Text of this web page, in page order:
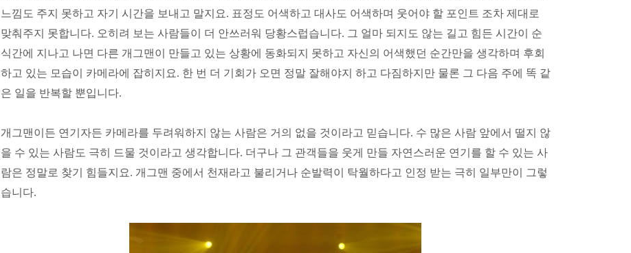
느낌도 주지 못하고 자기 시간을 보내고 말지요. 표정도 어색하고 대사도 어색하며 웃어야 할 포인트 조차 제대로
맞춰주지 못합니다. 오히려 보는 사람들이 더 안쓰러워 당황스럽습니다. 그 얼마 되지도 않는 길고 힘든 시간이 순
식간에 지나고 나면 다른 개그맨이 만들고 있는 상황에 동화되지 못하고 자신의 어색했던 순간만을 생각하며 후회
하고 있는 모습이 카메라에 잡히지요. 한 번 더 기회가 오면 정말 잘해야지 하고 다짐하지만 물론 그 다음 주에 똑 같
은 일을 반복할 뿐입니다.
개그맨이든 연기자든 카메라를 두려워하지 않는 사람은 거의 없을 것이라고 믿습니다. 수 많은 사람 앞에서 떨지 않
을 수 있는 사람도 극히 드물 것이라고 생각합니다. 더구나 그 관객들을 웃게 만들 자연스러운 연기를 할 수 있는 사
람은 정말로 찾기 힘들지요. 개그맨 중에서 천재라고 불리거나 순발력이 탁월하다고 인정 받는 극히 일부만이 그렇
습니다.